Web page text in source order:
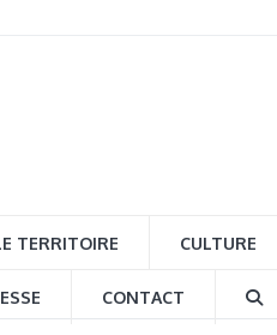
TERRITOIRE CULTURE
CONTACT